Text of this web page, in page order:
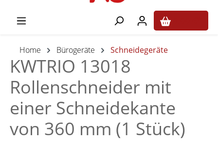
Home Bürogeräte Schneidegeräte
KWTRIO 13018
Rollenschneider mit
einer Schneidekante
von 360 mm (1 Stück)